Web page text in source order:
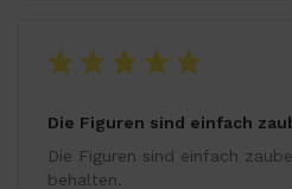
Die Figuren sind einfach
Die Figuren sind einfach
behalten.